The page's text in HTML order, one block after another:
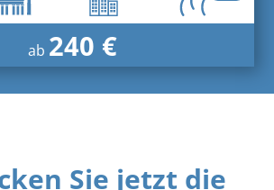
ab 240 €
Sie jetzt die